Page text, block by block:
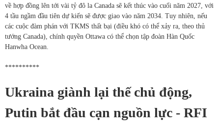
về hợp đồng lên tới vài tỷ đô la Canada sẽ kết thúc vào cuối năm 2027, với
4 tầu ngầm đầu tiên dự kiến sẽ được giao vào năm 2034. Tuy nhiên, nếu
các cuộc đàm phán với TKMS thất bại (điều khó có thể xảy ra, theo thủ
tướng Canada), chính quyền Ottawa có thể chọn tập đoàn Hàn Quốc
Hanwha Ocean.
**********
Ukraina giành lại thế chủ động,
Putin bắt đầu cạn nguồn lực - RFI